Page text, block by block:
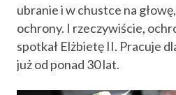
ubranie i w chustce na
ochrony. I rzeczywiście,
spotkał Elżbietę II. Pracuje
już od ponad 30 lat.